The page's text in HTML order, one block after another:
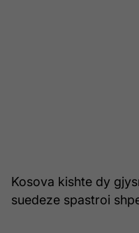
Kosova kishte dy
suedeze spastroi